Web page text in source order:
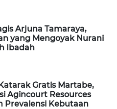
Arjuna Tamaraya,
yang Mengoyak Nurani
Ibadah
Gratis Martabe,
Agincourt Resources
Prevalensi Kebutaan